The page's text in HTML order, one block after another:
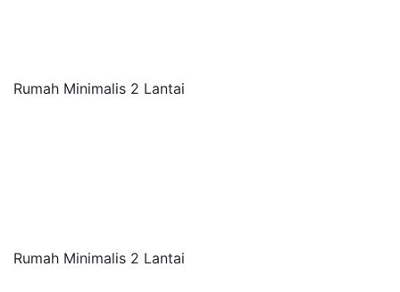
Rumah Minimalis 2 Lantai
Rumah Minimalis 2 Lantai